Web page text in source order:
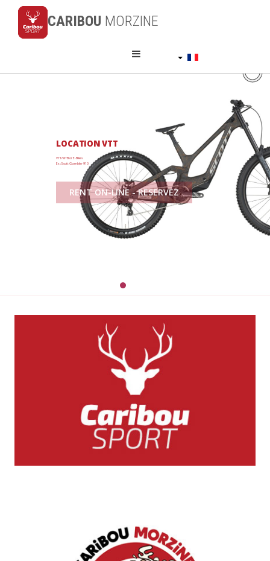
CARIBOU MORZINE
LOCATION VTT
VTT/MTB or E-Bikes
Ex : Scott Gambler 910
RENT ON-LINE - RESERVEZ